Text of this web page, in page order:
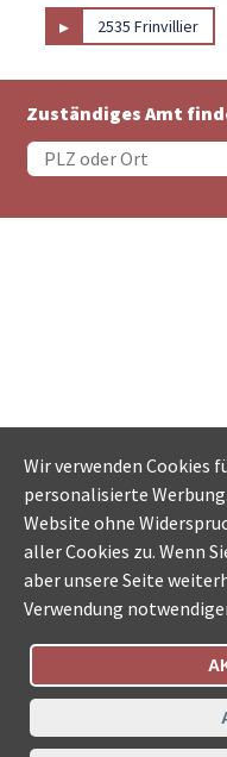
▸ 2535 Frinvillier
Zuständiges Amt
Bestellungsstatus
Datenschutz
Wir verwenden Cookies
personalisierte
Website ohne
aller Cookies zu. Wenn
aber unsere Seite
Verwendung